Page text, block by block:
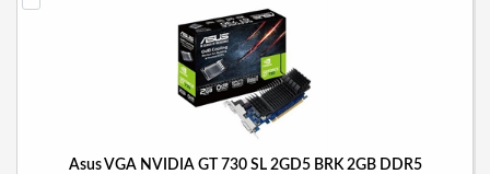
Asus VGA NVIDIA GT 730 SL 2GD5 BRK 2GB DDR5